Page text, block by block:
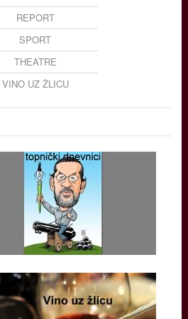
REPORT
SPORT
THEATRE
VINO UZ ŽLICU